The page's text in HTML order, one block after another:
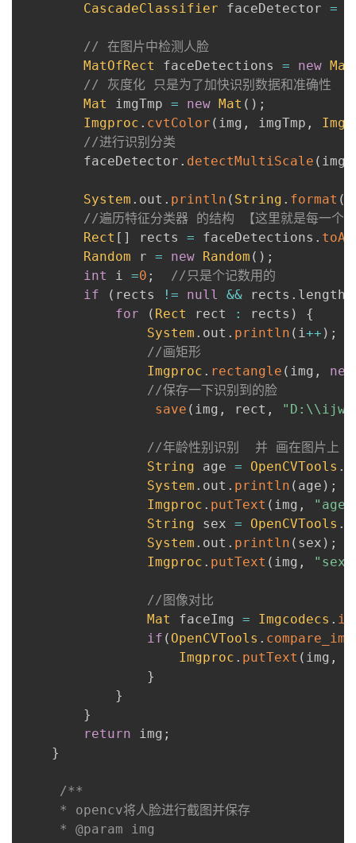
CascadeClassifier faceDetector =
// 在图片中检测人脸
MatOfRect
faceDetections = new
// 灰度化 只是为了加快识别数据和准确性
Mat
imgTmp = new Mat ( ) ;
Imgproc . cvtColor ( img , imgTmp ,
//进行识别分类
        faceDetector
. detectMultiScale (
System . out . println ( String . format (
//遍历特征分类器 的结构 【这里就是每一个
Rect [ ] rects = faceDetections .
Random r = new Random ( ) ;
int
i =0 ;
//只是个记数用的
if
( rects != null && rects . length
for
( Rect rect : rects )
{
System . out . println ( i++ ) ;
//画矩形
Imgproc . rectangle ( img ,
new
//保存一下识别到的脸
save ( img , rect ,
//年龄性别识别  并 画在图片上
String age = OpenCVTools .
System . out . println ( age ) ;
Imgproc . putText ( img ,
String sex = OpenCVTools .
System . out . println ( sex ) ;
Imgproc . putText ( img ,
//图像对比
Mat
faceImg = Imgcodecs .
if ( OpenCVTools .
Imgproc . putText ( img ,
}
}
}
return img ;
}
/**
     * opencv将人脸进行截图并保存
     * @param img